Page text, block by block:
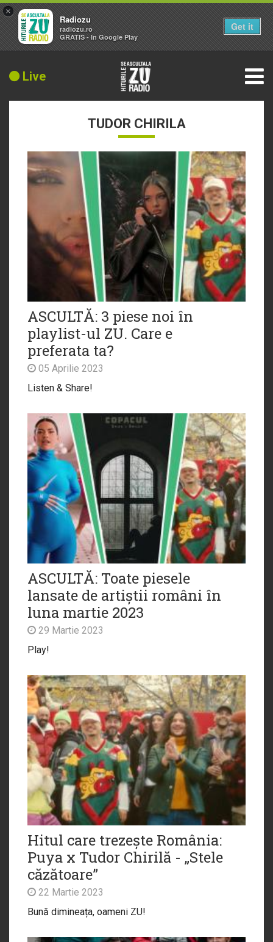
Live
TUDOR CHIRILA
ASCULTĂ: 3 piese noi în
playlist-ul ZU. Care e
preferata ta?
05 Aprilie 2023
Listen & Share!
ASCULTĂ: Toate piesele
lansate de artiștii români în
luna martie 2023
29 Martie 2023
Play!
Hitul care trezește România:
Puya x Tudor Chirilă - „Stele
căzătoare”
22 Martie 2023
Bună dimineața, oameni ZU!
×
Radiozu
radiozu.ro
GRATIS - In Google Play
Get it